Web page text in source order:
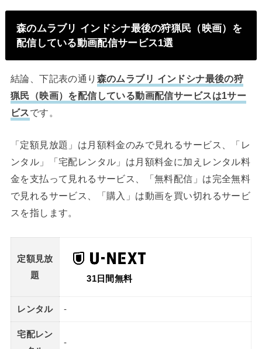
森のムラブリ インドシナ最後の狩猟民（映画）を
配信している動画配信サービス1選
結論、下記表の通り 森のムラブリ インドシナ最後の狩
猟民（映画）を配信している動画配信サービスは1サー
ビスです。
「定額見放題」は月額料金のみで見れるサービス、「レ
ンタル」「宅配レンタル」は月額料金に加えレンタル料
金を支払って見れるサービス、「無料配信」は完全無料
で見れるサービス、「購入」は動画を買い切れるサービ
スを指します。
定額見放
題
31日間無料
レンタル -
宅配レン
-